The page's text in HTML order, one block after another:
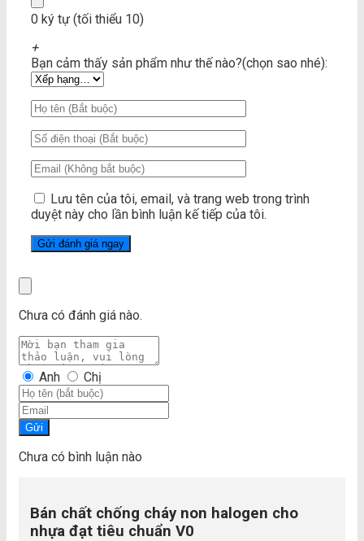
0 ký tự (tối thiểu 10)
+
Bạn cảm thấy sản phẩm như thế nào?(chọn sao nhé):
Lưu tên của tôi, email, và trang web trong trình
duyệt này cho lần bình luận kế tiếp của tôi.
Chưa có đánh giá nào.
Anh Chị
Gửi
Chưa có bình luận nào
Bán chất chống cháy non halogen cho
nhựa đạt tiêu chuẩn V0